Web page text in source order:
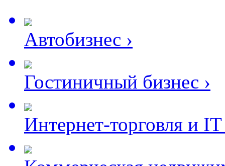
Автобизнес ›
Гостиничный бизнес ›
Интернет-торговля и